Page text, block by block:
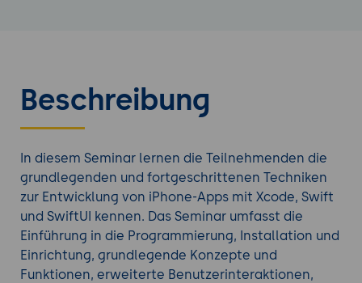
Beschreibung
In diesem Seminar lernen die Teilnehmenden die
grundlegenden und fortgeschrittenen Techniken
zur Entwicklung von iPhone-Apps mit Xcode, Swift
und SwiftUI kennen. Das Seminar umfasst die
Einführung in die Programmierung, Installation und
Einrichtung, grundlegende Konzepte und
Funktionen, erweiterte Benutzerinteraktionen,